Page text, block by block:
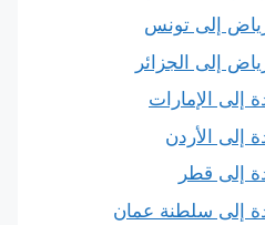
إلى تونس
إلى الجزائر
إلى الإمارات
إلى الأردن
إلى قطر
إلى سلطنة عمان